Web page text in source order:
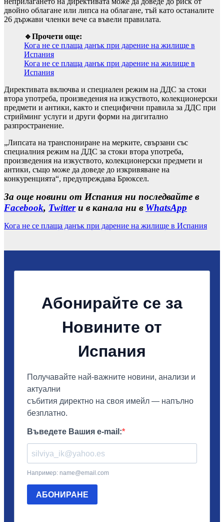
двойно облагане или липса на облагане, тъй като останалите
26 държави членки вече са въвели правилата.
🔹Прочети още:
Кога не се плаща данък при дарение на жилище в
Испания
Кога не се плаща данък при дарение на жилище в
Испания
Директивата включва и специален режим на ДДС за стоки
втора употреба, произведения на изкуството, колекционерски
предмети и антики, както и специфични правила за ДДС при
стрийминг услуги и други форми на дигитално
разпространение.
„Липсата на транспониране на мерките, свързани със
специалния режим на ДДС за стоки втора употреба,
произведения на изкуството, колекционерски предмети и
антики, също може да доведе до изкривяване на
конкуренцията“, предупреждава Брюксел.
За още новини от Испания ни последвайте в
Facebook, Twitterи в канала ни в WhatsApp
Кога не се плаща данък при дарение на жилище в Испания